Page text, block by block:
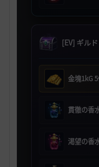
[EV] ギル
金塊1kG
貫徹の香
渇望の香